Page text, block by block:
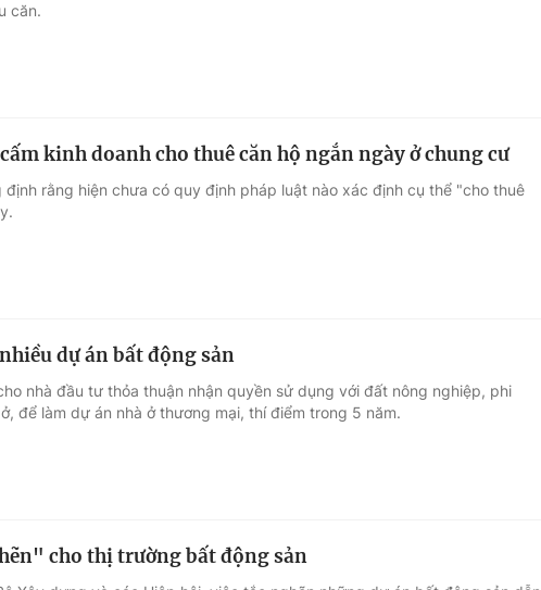
căn.
kinh doanh cho thuê căn hộ ngắn ngày ở chung cư
định rằng hiện chưa có quy định pháp luật nào xác định cụ thể "cho thuê
dự án bất động sản
nhà đầu tư thỏa thuận nhận quyền sử dụng với đất nông nghiệp, phi
để làm dự án nhà ở thương mại, thí điểm trong 5 năm.
cho thị trường bất động sản